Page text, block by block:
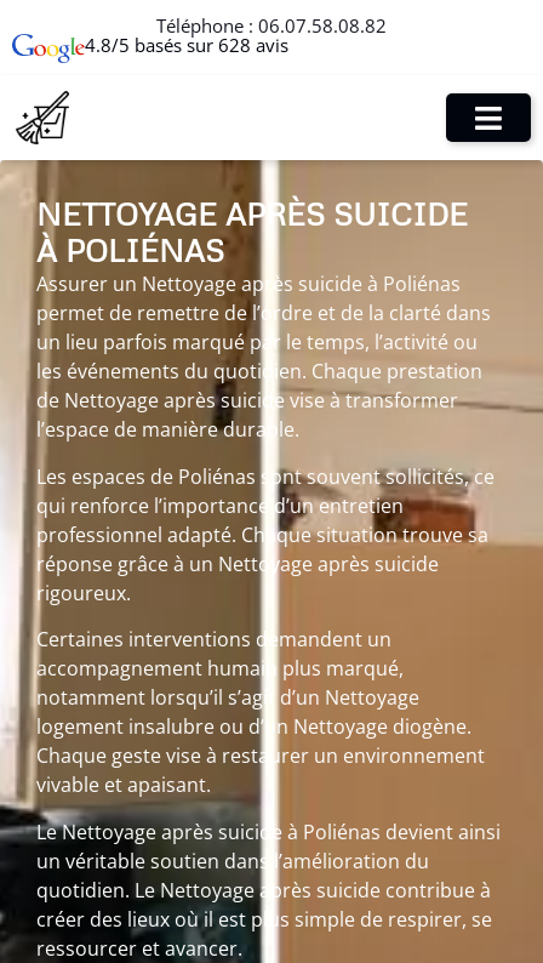
Téléphone : 06.07.58.08.82
4.8/5 basés sur 628 avis
NETTOYAGE APRÈS SUICIDE
À POLIÉNAS
Assurer un Nettoyage après suicide à Poliénas
permet de remettre de l’ordre et de la clarté dans
un lieu parfois marqué par le temps, l’activité ou
les événements du quotidien. Chaque prestation
de Nettoyage après suicide vise à transformer
l’espace de manière durable.
Les espaces de Poliénas sont souvent sollicités, ce
qui renforce l’importance d’un entretien
professionnel adapté. Chaque situation trouve sa
réponse grâce à un Nettoyage après suicide
rigoureux.
Certaines interventions demandent un
accompagnement humain plus marqué,
notamment lorsqu’il s’agit d’un Nettoyage
logement insalubre ou d’un Nettoyage diogène.
Chaque geste vise à restaurer un environnement
vivable et apaisant.
Le Nettoyage après suicide à Poliénas devient ainsi
un véritable soutien dans l’amélioration du
quotidien. Le Nettoyage après suicide contribue à
créer des lieux où il est plus simple de respirer, se
ressourcer et avancer.